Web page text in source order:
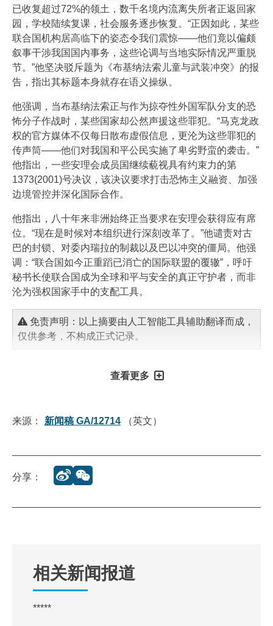
已收复超过72%的领土，数千名境内流离失所者正返回家
园，学校陆续复课，社会服务逐步恢复。“正因如此，某些
联合国机构居高临下的姿态令我们震惊——他们竟以偏颇
叙事干涉我国国内事务，这些论调与当地实际情况严重脱
节。”他坚决驳斥题为《布基纳法索儿童与武装冲突》的报
告，指出其标题本身就存在语义操纵。
他强调，当布基纳法索正与作为掠夺性外国军队分支的恐
怖分子作战时，某些国家却公然声援这些罪犯。“马克龙政
权的官方媒体不仅每日散布虚假信息，更沦为这些罪犯的
传声筒——他们对我国和平公民实施了卑劣野蛮的袭击。”
他指出，一些安理会成员国继续藐视具有约束力的第
1373(2001)号决议，该决议要求打击恐怖主义融资、加强
边境管控并深化国际合作。
他指出，八十年来非洲始终正当要求在安理会获得应有席
位。“现在是时候对本组织进行深刻改革了。”他谴责对古
巴的封锁、对委内瑞拉的制裁以及巴以冲突的僵局。他强
调：“联合国如今正重蹈已消亡的国际联盟的覆辙”，呼吁
秘书长使联合国成为全球和平与安全的真正守护者，而非
沦为强权国家手中的支配工具。
免责声明：以上摘要由人工智能工具辅助翻译而成，
仅供参考，不构成正式记录。
查看更多
来源： 新闻稿 GA/12714 （英文）
分享：
相关新闻报道
*****